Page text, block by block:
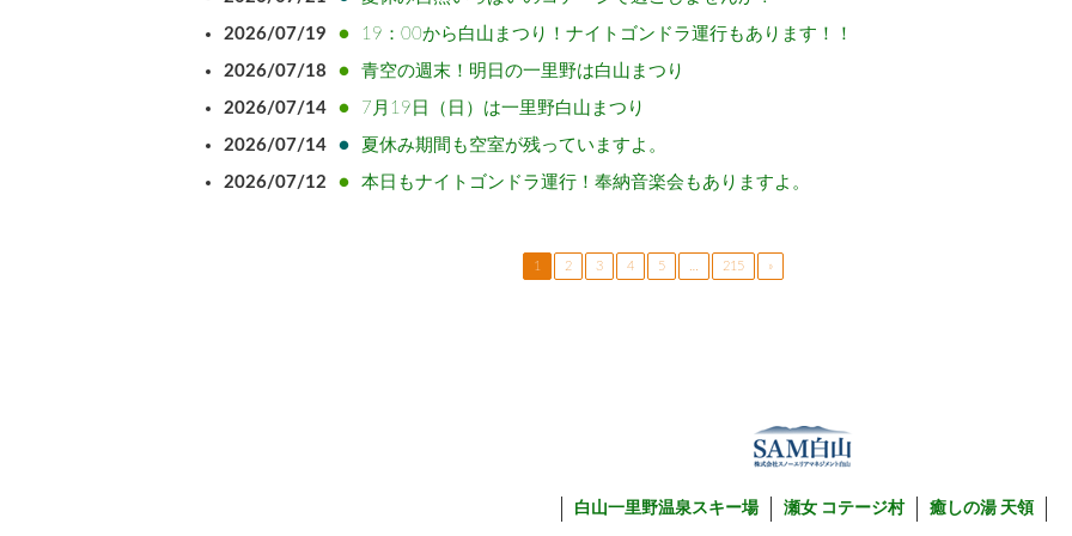
2026/07/19 19：00から白山まつり！ナイトゴンドラ運行もあります！！
2026/07/18 青空の週末！明日の一里野は白山まつり
2026/07/14 7月19日（日）は一里野白山まつり
2026/07/14 夏休み期間も空室が残っていますよ。
2026/07/12 本日もナイトゴンドラ運行！奉納音楽会もありますよ。
1 2 3 4 5 215 »
白山一里野温泉スキー場 瀬女 コテージ村 癒しの湯 天領